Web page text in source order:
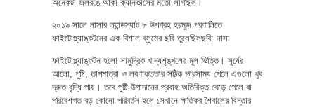
অনেকটা জলরঙে আঁকা ক্যানভাসের মতো লাগছিল।
২০১৯ সালে নাসার ল্যান্ডস্যাট ৮ উপগ্রহ হরমুজ প্রণালিতে
ফাইটোপ্ল্যাঙ্কটনের এক বিশাল ব্লুমের ছবি তুলেছিলছবি: নাসা
ফাইটোপ্ল্যাঙ্কটন হলো সামুদ্রিক খাদ্যশৃঙ্খলের মূল ভিত্তি। সূর্যের
আলো, পুষ্টি, তাপমাত্রা ও লবণাক্ততার সঠিক ভারসাম্য পেলে এগুলো খুব
দ্রুত বৃদ্ধি পায়। তবে পুষ্টি উপাদানের প্রবাহ অতিরিক্ত বেড়ে গেলে বা
পরিবেশগত বড় কোনো পরিবর্তন হলে সেখানে ক্ষতিকর শৈবালের বিস্তার